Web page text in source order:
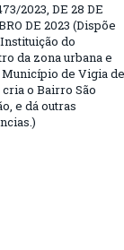
2023, DE 28 DE
DE 2023 (Dispõe
do
da zona urbana e
de Vigia de
o Bairro São
e dá outras